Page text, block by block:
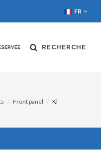
FR
RECHERCHE
Front panel Kl